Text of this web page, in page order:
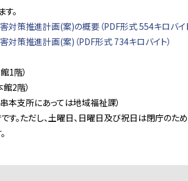
。
策推進計画(案)の概要（PDF形式 554キロバイ
策推進計画(案)（PDF形式 734キロバイト）
1階）
2階）
本支所にあっては地域福祉課）
。ただし、土曜日、日曜日及び祝日は閉庁のため